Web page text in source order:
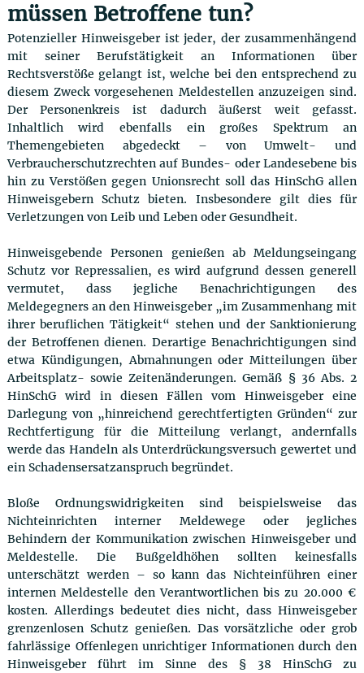
müssen Betroffene tun?
Potenzieller Hinweisgeber ist jeder, der zusammenhängend
mit seiner Berufstätigkeit an Informationen über
Rechtsverstöße gelangt ist, welche bei den entsprechend zu
diesem Zweck vorgesehenen Meldestellen anzuzeigen sind.
Der Personenkreis ist dadurch äußerst weit gefasst.
Inhaltlich wird ebenfalls ein großes Spektrum an
Themengebieten abgedeckt – von Umwelt- und
Verbraucherschutzrechten auf Bundes- oder Landesebene bis
hin zu Verstößen gegen Unionsrecht soll das HinSchG allen
Hinweisgebern Schutz bieten. Insbesondere gilt dies für
Verletzungen von Leib und Leben oder Gesundheit.
Hinweisgebende Personen genießen ab Meldungseingang
Schutz vor Repressalien, es wird aufgrund dessen generell
vermutet, dass jegliche Benachrichtigungen des
Meldegegners an den Hinweisgeber „im Zusammenhang mit
ihrer beruflichen Tätigkeit“ stehen und der Sanktionierung
der Betroffenen dienen. Derartige Benachrichtigungen sind
etwa Kündigungen, Abmahnungen oder Mitteilungen über
Arbeitsplatz- sowie Zeitenänderungen. Gemäß § 36 Abs. 2
HinSchG wird in diesen Fällen vom Hinweisgeber eine
Darlegung von „hinreichend gerechtfertigten Gründen“ zur
Rechtfertigung für die Mitteilung verlangt, andernfalls
werde das Handeln als Unterdrückungsversuch gewertet und
ein Schadensersatzanspruch begründet.
Bloße Ordnungswidrigkeiten sind beispielsweise das
Nichteinrichten interner Meldewege oder jegliches
Behindern der Kommunikation zwischen Hinweisgeber und
Meldestelle. Die Bußgeldhöhen sollten keinesfalls
unterschätzt werden – so kann das Nichteinführen einer
internen Meldestelle den Verantwortlichen bis zu 20.000 €
kosten. Allerdings bedeutet dies nicht, dass Hinweisgeber
grenzenlosen Schutz genießen. Das vorsätzliche oder grob
fahrlässige Offenlegen unrichtiger Informationen durch den
Hinweisgeber führt im Sinne des § 38 HinSchG zu